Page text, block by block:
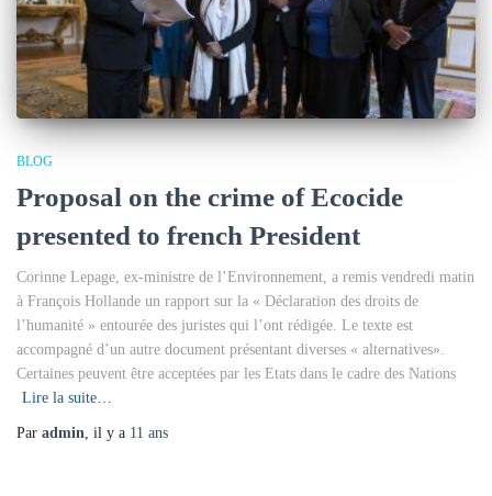
BLOG
Proposal on the crime of Ecocide
presented to french President
Corinne Lepage, ex-ministre de l’Environnement, a remis vendredi matin
à François Hollande un rapport sur la « Déclaration des droits de
l’humanité » entourée des juristes qui l’ont rédigée. Le texte est
accompagné d’un autre document présentant diverses « alternatives».
Certaines peuvent être acceptées par les Etats dans le cadre des Nations
Lire la suite…
Par admin , il y a 11 ans